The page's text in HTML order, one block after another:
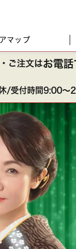
マップ
ご注文はお電話
/受付時間9:00〜